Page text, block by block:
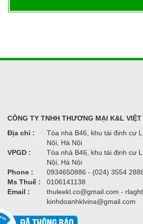
CÔNG TY TNHH THƯƠNG MẠI K&L VIỆT
Địa chỉ :
Tòa nhà B46, khu tái định cư
Nội, Hà Nội
VPGD :
Tòa nhà B46, khu tái định cư
Nội, Hà Nội
Phone :
0934650886 - (024) 3554
Ms Thuế :
0106141138
Email :
thuleekl.co@gmail.com -
kinhdoanhklvina@gmail.com